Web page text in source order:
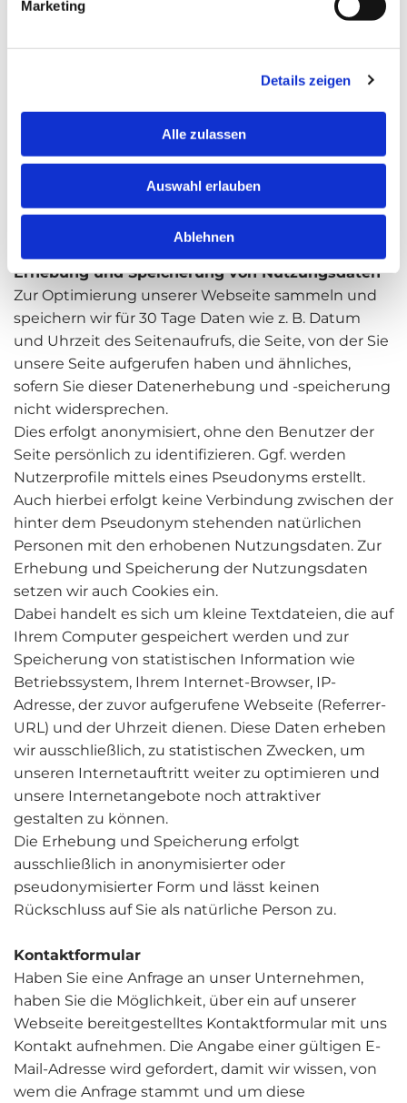
Marketing
Details zeigen
Alle zulassen
Auswahl erlauben
Ablehnen
betroffene Person schwer verletzt und daher
dessen personenbezogenen Daten z.B. an einen
Die Verarbeitung beruht auf Art. 6 I lit. f DSGVO,
wenn die Verarbeitung zur Wahrung der
berechtigten Interessen des Verantwortlichen oder
eines Dritten erforderlich ist, sofern nicht die
Interessen oder Grundrechte und Grundfreiheiten
der betroffenen Person, die den Schutz
personenbezogener Daten erfordern, überwiegen.
Erhebung und Speicherung von Nutzungsdaten
Zur Optimierung unserer Webseite sammeln und
speichern wir für 30 Tage Daten wie z. B. Datum
und Uhrzeit des Seitenaufrufs, die Seite, von der Sie
unsere Seite aufgerufen haben und ähnliches,
sofern Sie dieser Datenerhebung und -speicherung
nicht widersprechen.
Dies erfolgt anonymisiert, ohne den Benutzer der
Seite persönlich zu identifizieren. Ggf. werden
Nutzerprofile mittels eines Pseudonyms erstellt.
Auch hierbei erfolgt keine Verbindung zwischen der
hinter dem Pseudonym stehenden natürlichen
Personen mit den erhobenen Nutzungsdaten. Zur
Erhebung und Speicherung der Nutzungsdaten
setzen wir auch Cookies ein.
Dabei handelt es sich um kleine Textdateien, die auf
Ihrem Computer gespeichert werden und zur
Speicherung von statistischen Information wie
Betriebssystem, Ihrem Internet-Browser, IP-
Adresse, der zuvor aufgerufene Webseite (Referrer-
URL) und der Uhrzeit dienen. Diese Daten erheben
wir ausschließlich, zu statistischen Zwecken, um
unseren Internetauftritt weiter zu optimieren und
unsere Internetangebote noch attraktiver
gestalten zu können.
Die Erhebung und Speicherung erfolgt
ausschließlich in anonymisierter oder
pseudonymisierter Form und lässt keinen
Rückschluss auf Sie als natürliche Person zu.
Kontaktformular
Haben Sie eine Anfrage an unser Unternehmen,
haben Sie die Möglichkeit, über ein auf unserer
Webseite bereitgestelltes Kontaktformular mit uns
Kontakt aufnehmen. Die Angabe einer gültigen E-
Mail-Adresse wird gefordert, damit wir wissen, von
wem die Anfrage stammt und um diese